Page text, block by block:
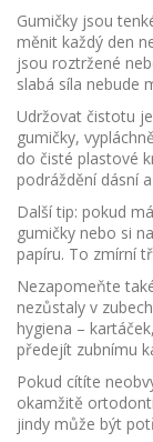
Gumičky jsou
měnit každý den
jsou roztržené
slabá síla nebude
Udržovat čistotu
gumičky,
do čisté plastové
podráždění dásní
Další tip: pokud
gumičky nebo si
papíru. To zmírní
Nezapomeňte
nezůstaly v
hygiena –
předejít zubnímu
Pokud cítíte
okamžitě
jindy může být